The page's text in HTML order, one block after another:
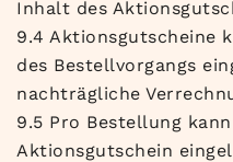
Inhalt des
9.4 Aktionsgutscheine
des Bestellvorgangs
nachträgliche
9.5 Pro Bestellung
Aktionsgutschein